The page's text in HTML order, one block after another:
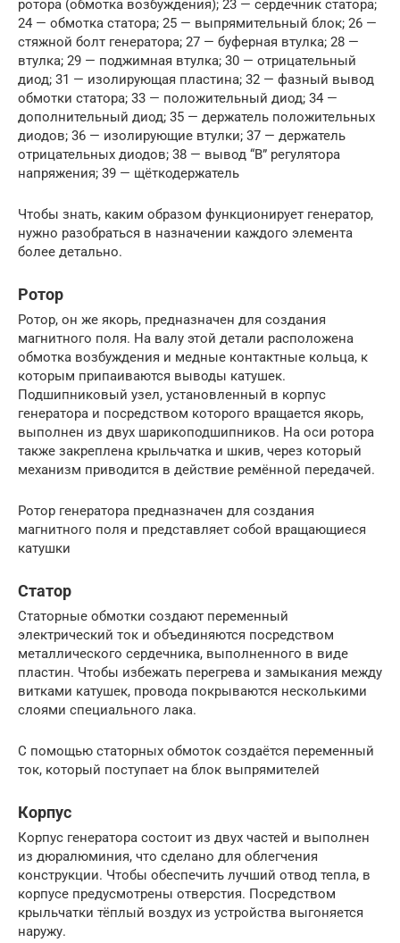
ротора (обмотка возбуждения); 23 — сердечник статора;
24 — обмотка статора; 25 — выпрямительный блок; 26 —
стяжной болт генератора; 27 — буферная втулка; 28 —
втулка; 29 — поджимная втулка; 30 — отрицательный
диод; 31 — изолирующая пластина; 32 — фазный вывод
обмотки статора; 33 — положительный диод; 34 —
дополнительный диод; 35 — держатель положительных
диодов; 36 — изолирующие втулки; 37 — держатель
отрицательных диодов; 38 — вывод “В” регулятора
напряжения; 39 — щёткодержатель
Чтобы знать, каким образом функционирует генератор,
нужно разобраться в назначении каждого элемента
более детально.
Ротор
Ротор, он же якорь, предназначен для создания
магнитного поля. На валу этой детали расположена
обмотка возбуждения и медные контактные кольца, к
которым припаиваются выводы катушек.
Подшипниковый узел, установленный в корпус
генератора и посредством которого вращается якорь,
выполнен из двух шарикоподшипников. На оси ротора
также закреплена крыльчатка и шкив, через который
механизм приводится в действие ремённой передачей.
Ротор генератора предназначен для создания
магнитного поля и представляет собой вращающиеся
катушки
Статор
Статорные обмотки создают переменный
электрический ток и объединяются посредством
металлического сердечника, выполненного в виде
пластин. Чтобы избежать перегрева и замыкания между
витками катушек, провода покрываются несколькими
слоями специального лака.
С помощью статорных обмоток создаётся переменный
ток, который поступает на блок выпрямителей
Корпус
Корпус генератора состоит из двух частей и выполнен
из дюралюминия, что сделано для облегчения
конструкции. Чтобы обеспечить лучший отвод тепла, в
корпусе предусмотрены отверстия. Посредством
крыльчатки тёплый воздух из устройства выгоняется
наружу.